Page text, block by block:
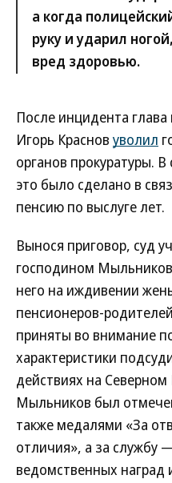
а когда
руку и ударил
вред здоровью.
После инцидента
Игорь Краснов уволил
органов прокуратуры.
это было сделано в
пенсию по выслуге лет.
Вынося приговор, суд
господином
него на иждивении
пенсионеров-
приняты во внимание
характеристики
действиях на Северном
Мыльников был
также медалями «За
отличия», а за службу
ведомственных наград